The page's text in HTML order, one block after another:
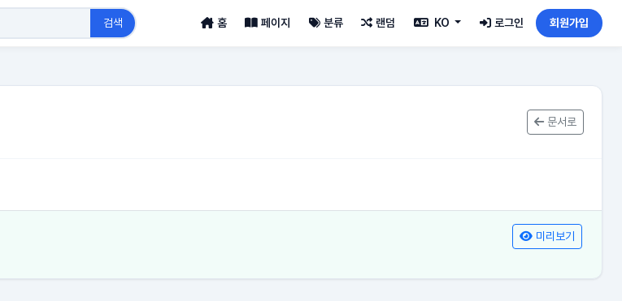
검색 홈 페이지 분류 랜덤 KO 로그인 회원가입
문서로
미리보기